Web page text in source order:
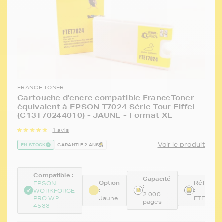
FRANCE TONER
Cartouche d'encre compatible FranceToner
équivalent à EPSON T7024 Série Tour Eiffel
(C13T70244010) - JAUNE - Format XL
1 avis
EN STOCK GARANTIE 2 ANS Voir le produit
Compatible :
EPSON
WORKFORCE
PRO WP
4533
Option
:
Jaune
Capacité
:
2 000
pages
: